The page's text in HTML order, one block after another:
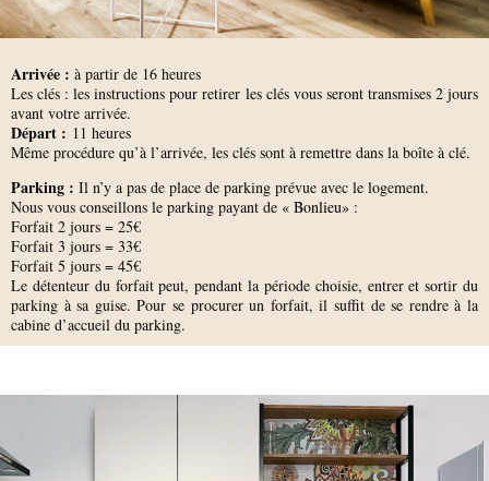
Arrivée : à partir de 16 heures
Les clés : les instructions pour retirer les clés vous seront transmises 2 jours
avant votre arrivée.
Départ : 11 heures
Même procédure qu’à l’arrivée, les clés sont à remettre dans la boîte à clé.
Parking : Il n’y a pas de place de parking prévue avec le logement.
Nous vous conseillons le parking payant de « Bonlieu» :
Forfait 2 jours = 25€
Forfait 3 jours = 33€
Forfait 5 jours = 45€
Le détenteur du forfait peut, pendant la période choisie, entrer et sortir du
parking à sa guise. Pour se procurer un forfait, il suffit de se rendre à la
cabine d’accueil du parking.